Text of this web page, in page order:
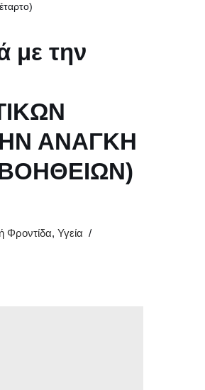
με την
ΑΝΑΓΚΗ
Φροντίδα, Υγεία